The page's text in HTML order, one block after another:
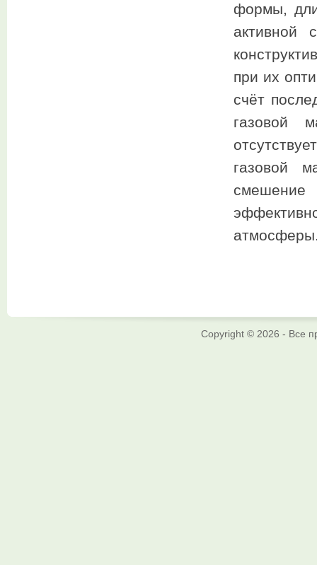
формы,
активной
при их
счёт
газовой
газовой
Copyright © 2026 - Все